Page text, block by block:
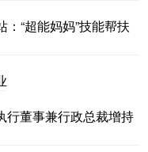
“超能妈妈”技能帮扶
行董事兼行政总裁增持